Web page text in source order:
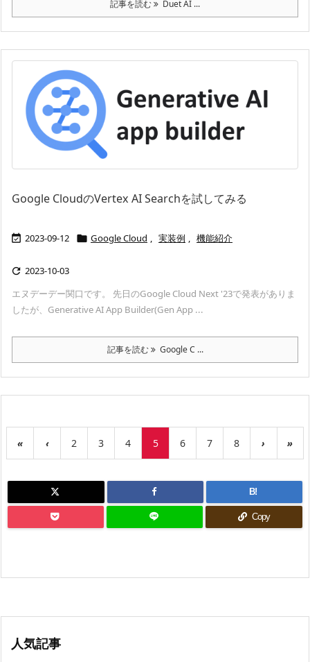
記事を読む Duet AI ...
Google CloudのVertex AI Searchを試してみる
 2023-09-12  Google Cloud , 実装例 , 機能紹介
 2023-10-03
エヌデーデー関口です。 先日のGoogle Cloud Next '23で発表がありま
したが、Generative AI App Builder(Gen App ...
記事を読む Google C ...
« ‹ 2 3 4 5 6 7 8 › »
B!
Copy
人気記事